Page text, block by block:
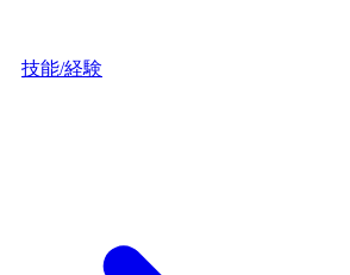
技能/経験